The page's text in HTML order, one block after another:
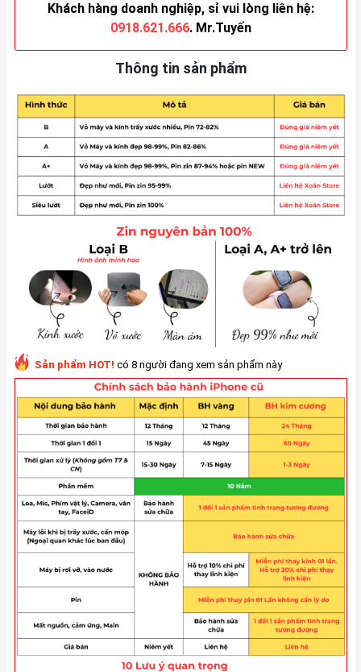
Khách hàng doanh nghiệp, sỉ vui lòng liên hệ:
0918.621.666. Mr.Tuyến
Thông tin sản phẩm
Sản phẩm HOT! có 8 người đang xem sản phẩm này